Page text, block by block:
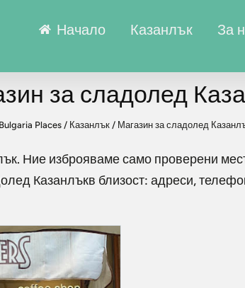
Начало Казанлък За
за сладолед
Bulgaria Places/ Казанлък/ Магазин за сладолед
. Ние изброяваме само проверени
Казанлъкв близост: адреси,